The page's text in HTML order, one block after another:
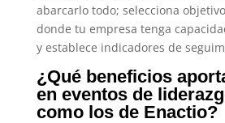
abarcarlo todo; selecciona
donde tu empresa tenga
y establece indicadores de
¿Qué beneficios
en eventos de
como los de Enactio?